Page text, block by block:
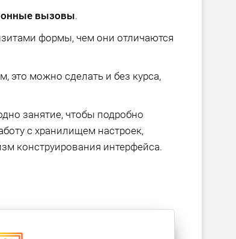
вызовы.
формы, чем они отличаются
это можно сделать и без курса,
занятие, чтобы подробно
с хранилищем настроек,
конструирования интерфейса.